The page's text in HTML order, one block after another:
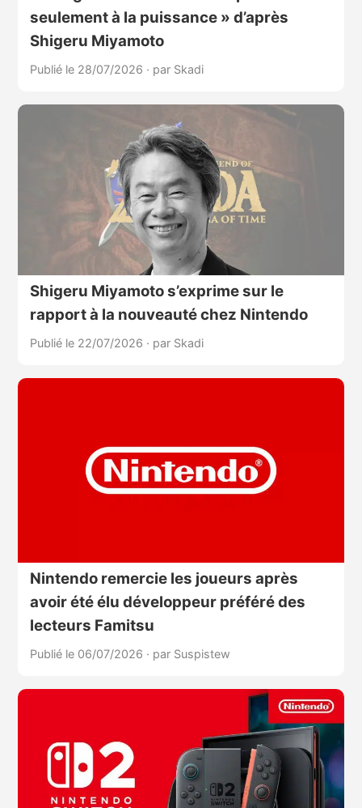
seulement à la puissance » d’après
Shigeru Miyamoto
Publié le 28/07/2026 · par Skadi
Shigeru Miyamoto s’exprime sur le
rapport à la nouveauté chez Nintendo
Publié le 22/07/2026 · par Skadi
Nintendo remercie les joueurs après
avoir été élu développeur préféré des
lecteurs Famitsu
Publié le 06/07/2026 · par Suspistew